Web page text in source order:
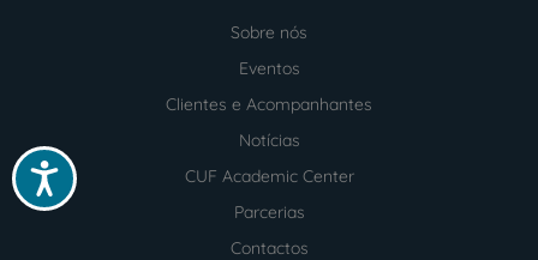
Acessibilidade
Sobre nós
Eventos
Clientes e Acompanhantes
Notícias
CUF Academic Center
Parcerias
Contactos